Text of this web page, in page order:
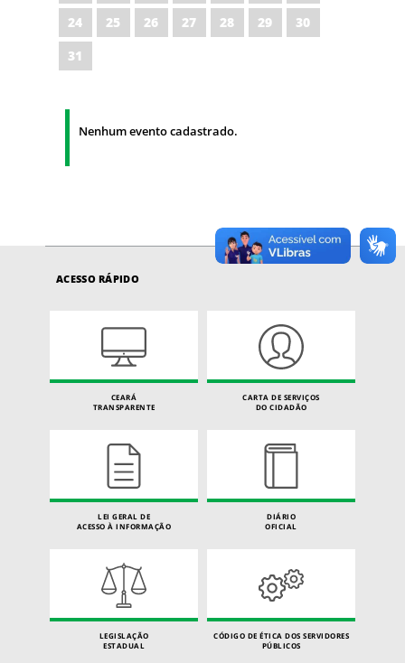
24
25 26 27 28 29
30
31
Nenhum evento cadastrado.
ACESSO RÁPIDO
CEARÁ
TRANSPARENTE
CARTA DE SERVIÇOS
DO CIDADÃO
LEI GERAL DE
ACESSO À INFORMAÇÃO
DIÁRIO
OFICIAL
LEGISLAÇÃO
ESTADUAL
CÓDIGO DE ÉTICA DOS SERVIDORES
PÚBLICOS